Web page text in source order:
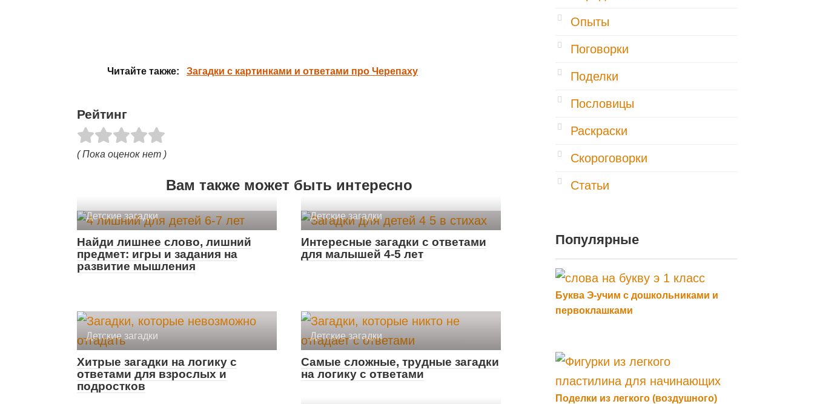
Читайте также: Загадки с картинками и ответами про Черепаху
Рейтинг
( Пока оценок нет )
Вам также может быть интересно
Детские загадки
Найди лишнее слово, лишний
предмет: игры и задания на
развитие мышления
Детские загадки
Интересные загадки с ответами
для малышей 4-5 лет
Детские загадки
Хитрые загадки на логику с
ответами для взрослых и
подростков
Детские загадки
Самые сложные, трудные загадки
на логику с ответами
Опыты
Поговорки
Поделки
Пословицы
Раскраски
Скороговорки
Статьи
Популярные
Буква Э-учим с дошкольниками и
первоклашками
Поделки из легкого (воздушного)